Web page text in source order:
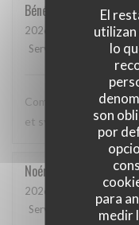
El
lo
son
por
para
medir
Bénédicte
2026-05-12
- 20:00 -
Servicio
Ambiente
Comme toujours,
et sympathique. Merci
Noémie
2026-05-06
- 13:00 -
Servicio
Ambiente